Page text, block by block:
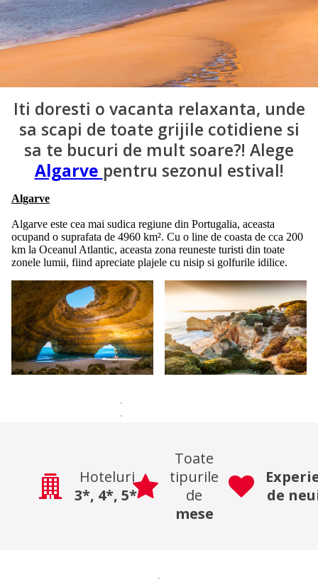
Iti doresti o vacanta relaxanta, unde
sa scapi de toate grijile cotidiene si
sa te bucuri de mult soare?! Alege
Algarve pentru sezonul estival!
Algarve
Algarve este cea mai sudica regiune din Portugalia, aceasta
ocupand o suprafata de 4960 km². Cu o line de coasta de cca 200
km la Oceanul Atlantic, aceasta zona reuneste turisti din toate
zonele lumii, fiind apreciate plajele cu nisip si golfurile idilice.
Hoteluri
3*, 4*, 5*
Toate
tipurile
de
mese
de